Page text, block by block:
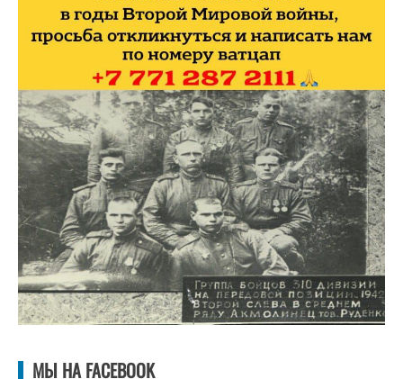
МЫ НА FACEBOOK